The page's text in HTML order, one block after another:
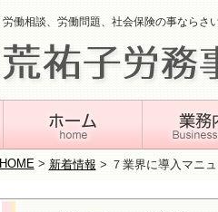
労働相談、労働問題、社会保険の事ならさ
HOME> 新着情報 > ７業界に導入マニ